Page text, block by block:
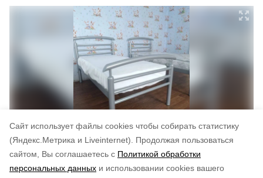
Cайт использует файлы cookies чтобы собирать статистику
(Яндекс.Метрика и Liveinternet).
Продолжая пользоваться
сайтом, Вы соглашаетесь с Политикой обработки
персональных данных и использовании cookies вашего
по оценке